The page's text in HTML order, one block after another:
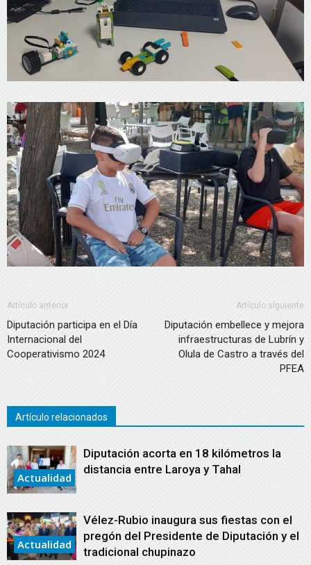
Artículo anterior
Diputación participa en el Día
Internacional del
Cooperativismo 2024
Artículo siguiente
Diputación embellece y mejora
infraestructuras de Lubrín y
Olula de Castro a través del
PFEA
Artículo relacionados
Actualidad
Diputación acorta en 18 kilómetros la
distancia entre Laroya y Tahal
Actualidad
Vélez-Rubio inaugura sus fiestas con el
pregón del Presidente de Diputación y el
tradicional chupinazo